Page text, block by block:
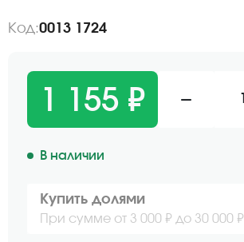
Код:0013 1724
1 155 ₽ 1
В наличии
Купить долями
При сумме от 3 000 ₽ до 30 000 ₽